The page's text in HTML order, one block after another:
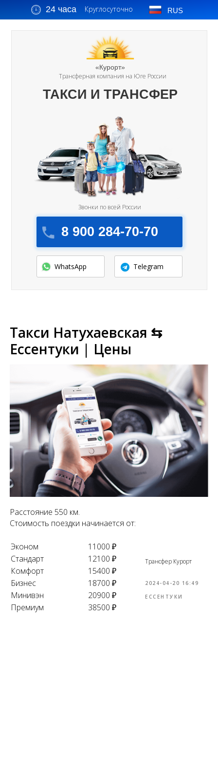
24 часа Круглосуточно RUS
«Курорт»
Трансферная компания на Юге России
8 900 284-70-70
Звонки по всей России
ТАКСИ И ТРАНСФЕР
WhatsApp Telegram
Такси Натухаевская ⇆
Ессентуки | Цены
Расстояние 550 км.
Стоимость поездки начинается от:
Эконом
11000 ₽
Стандарт
12100 ₽
Комфорт
15400 ₽
Бизнес
18700 ₽
Минивэн
20900 ₽
Премиум
38500 ₽
Трансфер Курорт
2024-04-20 16:49
ЕССЕНТУКИ